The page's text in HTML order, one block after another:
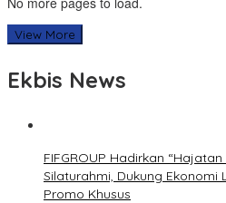
View More
Ekbis News
FIFGROUP Hadirkan
Silaturahmi, Dukung
Promo Khusus